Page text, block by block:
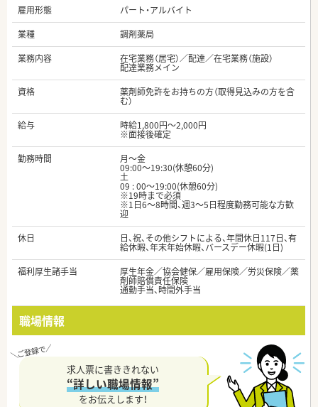
雇用形態
パート・アルバイト
業種
調剤薬局
業務内容
在宅業務（居宅）／配達／在宅業務（施設）
配達業務メイン
資格
薬剤師免許をお持ちの方（取得見込みの方を含
む）
給与
時給1,800円～2,000円
※面接後確定
勤務時間
月～金
09:00～19:30(休憩60分)
土
09 : 00～19:00(休憩60分)
※19時まで必須
※1日6～8時間、週3～5日程度勤務可能な方歓
迎
休日
日、祝、その他シフトによる、年間休日117日、有
給休暇、年末年始休暇、バースデー休暇(1日)
福利厚生諸手当
厚生年金／協会健保／雇用保険／労災保険／薬
剤師賠償責任保険
通勤手当、時間外手当
職場情報
求人票に書ききれない
“詳しい職場情報”
をお伝えします！